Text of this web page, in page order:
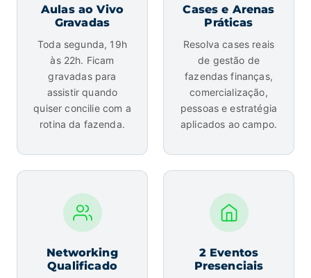
Aulas ao Vivo
Gravadas
Toda segunda, 19h
às 22h. Ficam
gravadas para
assistir quando
quiser concilie com a
rotina da fazenda.
Cases e Arenas
Práticas
Resolva cases reais
de gestão de
fazendas finanças,
comercialização,
pessoas e estratégia
aplicados ao campo.
Networking
Qualificado
2 Eventos
Presenciais